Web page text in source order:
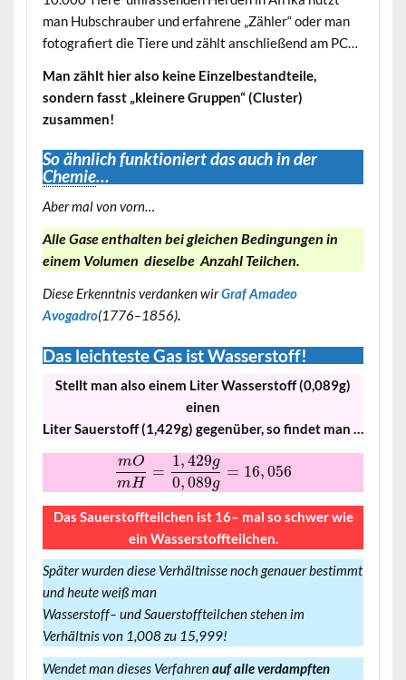
man Hubschrauber und erfahrene „Zähler“ oder man
fotografiert die Tiere und zählt anschließend am PC…
Man zählt hier also keine Einzelbestandteile,
sondern fasst „kleinere Gruppen“ (Cluster)
zusammen!
So ähnlich funktioniert das auch in der
Chemie…
Aber mal von vorn…
Alle Gase enthalten bei gleichen Bedingungen in
einem Volumen dieselbe Anzahl Teilchen.
Diese Erkenntnis verdanken wirGraf Amadeo
Avogadro(1776–1856).
Das leichteste Gas ist Wasserstoff!
Stellt man also einem Liter Wasserstoff (0,089g)
einen
Liter Sauerstoff (1,429g) gegenüber, so findet man …
mO
mH
=
1, 429g
0, 089g
= 16, 056
Das Sauerstoffteilchen ist 16– mal so schwer wie
ein Wasserstoffteilchen.
Später wurden diese Verhältnisse noch genauer bestimmt
und heute weiß man
Wasserstoff– und Sauerstoffteilchen stehen im
Verhältnis von 1,008 zu 15,999!
Wendet man dieses Verfahrenauf alle verdampften